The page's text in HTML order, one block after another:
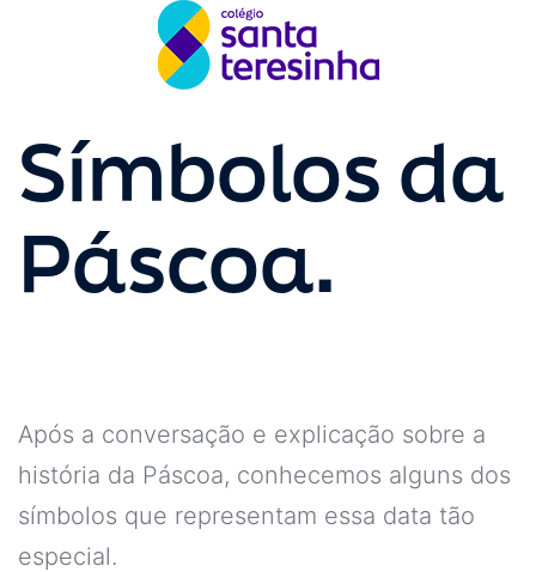
Símbolos da
Páscoa.
Após a conversação e explicação sobre a
história da Páscoa, conhecemos alguns dos
símbolos que representam essa data tão
especial.